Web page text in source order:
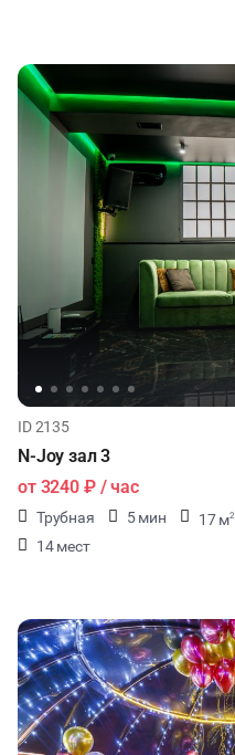
ID 2135
N-Joy зал 3
от 3240 ₽/ час
Трубная 5 мин 17 м2
14 мест